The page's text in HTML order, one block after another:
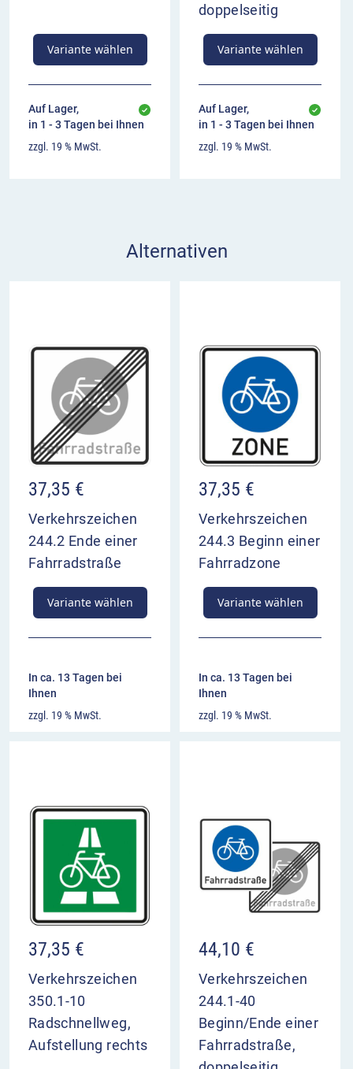
Variante wählen
Auf Lager,
in 1 - 3 Tagen bei Ihnen
zzgl. 19 % MwSt.
doppelseitig
Variante wählen
Auf Lager,
in 1 - 3 Tagen bei Ihnen
zzgl. 19 % MwSt.
Alternativen
37,35 €
Verkehrszeichen
244.2 Ende einer
Fahrradstraße
Variante wählen
In ca. 13 Tagen bei
Ihnen
zzgl. 19 % MwSt.
37,35 €
Verkehrszeichen
244.3 Beginn einer
Fahrradzone
Variante wählen
In ca. 13 Tagen bei
Ihnen
zzgl. 19 % MwSt.
37,35 €
Verkehrszeichen
350.1-10
Radschnellweg,
Aufstellung rechts
44,10 €
Verkehrszeichen
244.1-40
Beginn/Ende einer
Fahrradstraße,